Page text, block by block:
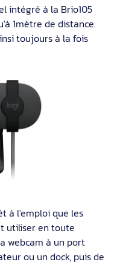
intégré à la Brio105
1mètre de distance.
toujours à la fois
à l'emploi que les
utiliser en toute
webcam à un port
ou un dock, puis de